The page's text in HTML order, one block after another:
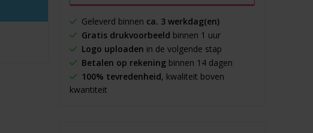
Geleverd binnen ca. 3 werkdag(en)
Gratis drukvoorbeeld binnen 1 uur
Logo uploaden in de volgende stap
Betalen op rekeningbinnen 14 dagen
100% tevredenheid, kwaliteit boven
kwantiteit